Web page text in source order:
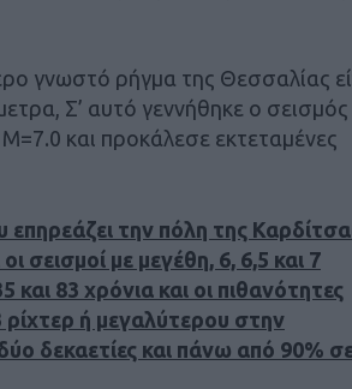
γνωστό ρήγμα της Θεσσαλίας
Σ’ αυτό γεννήθηκε ο σεισμός
και προκάλεσε εκτεταμένες
την πόλη της
σεισμοί με μεγέθη, 6, 6,5 και 7
83 χρόνια και οι πιθανότητες
ή μεγαλύτερου στην
δεκαετίες και πάνω από 90% σε